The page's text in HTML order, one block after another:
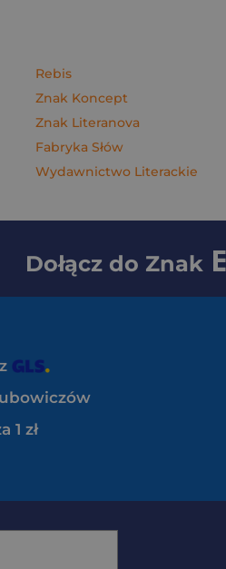
Rebis
Znak Koncept
Znak Literanova
Fabryka Słów
Wydawnictwo Literackie
Dołącz do Znak
1 zł